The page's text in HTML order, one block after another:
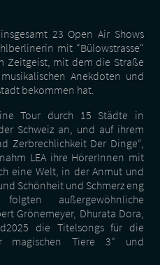
23 Open Air Shows
mit “Bülowstrasse“
Zeitgeist, mit dem die Straße
Anekdoten und
bekommen hat.
Tour durch 15 Städte in
Schweiz an, und auf ihrem
Zerbrechlichkeit Der Dinge“,
LEA ihre HörerInnen mit
eine Welt, in der Anmut und
Schönheit und Schmerz eng
außergewöhnliche
Grönemeyer, Dhurata Dora,
die Titelsongs für die
magischen Tiere 3” und